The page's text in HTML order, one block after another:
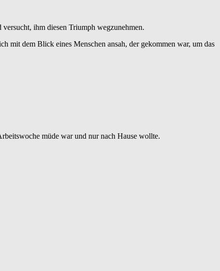
ihm diesen Triumph wegzunehmen.
mit dem Blick eines Menschen ansah, der gekommen war, um das
müde war und nur nach Hause wollte.